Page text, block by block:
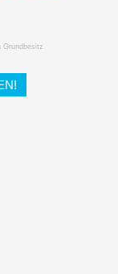
Grundbesitz